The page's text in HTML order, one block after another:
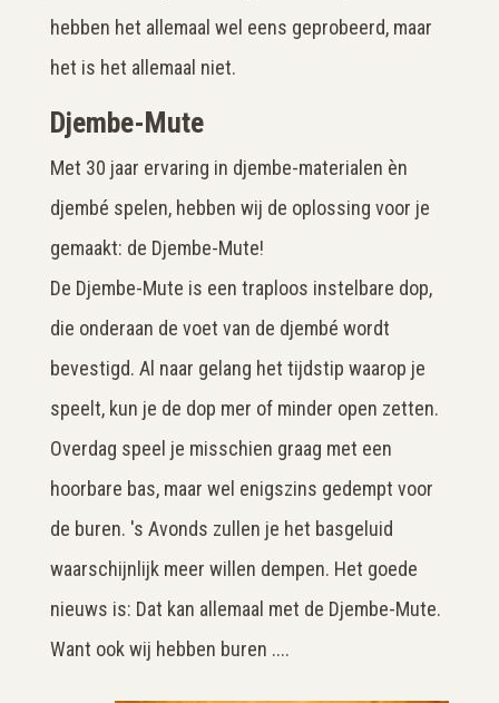
hebben het allemaal wel eens geprobeerd, maar
het is het allemaal niet.
Djembe-Mute
Met 30 jaar ervaring in djembe-materialen èn
djembé spelen, hebben wij de oplossing voor je
gemaakt: de Djembe-Mute!
De Djembe-Mute is een traploos instelbare dop,
die onderaan de voet van de djembé wordt
bevestigd. Al naar gelang het tijdstip waarop je
speelt, kun je de dop mer of minder open zetten.
Overdag speel je misschien graag met een
hoorbare bas, maar wel enigszins gedempt voor
de buren. 's Avonds zullen je het basgeluid
waarschijnlijk meer willen dempen. Het goede
nieuws is: Dat kan allemaal met de Djembe-Mute.
Want ook wij hebben buren ....